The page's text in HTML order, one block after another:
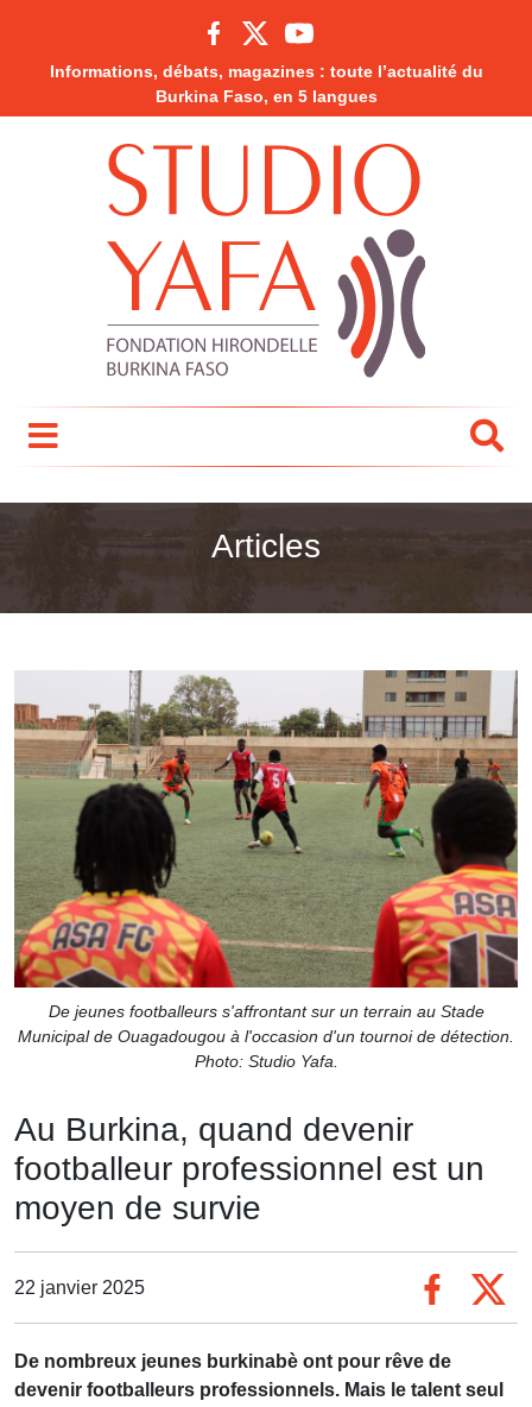
Informations, débats, magazines : toute l’actualité du
Burkina Faso, en 5 langues
Articles
De jeunes footballeurs s'affrontant sur un terrain au Stade
Municipal de Ouagadougou à l'occasion d'un tournoi de détection.
Photo: Studio Yafa.
Au Burkina, quand devenir
footballeur professionnel est un
moyen de survie
22 janvier 2025
De nombreux jeunes burkinabè ont pour rêve de
devenir footballeurs professionnels. Mais le talent seul